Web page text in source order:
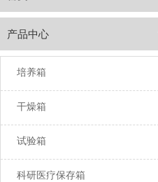
产品中心
培养箱
干燥箱
试验箱
科研医疗保存箱